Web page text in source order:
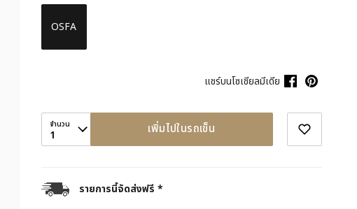
OSFA
แชร์บนโซเชียลมีเดีย
จำนวน
1 เพิ่มไปในรถเข็น
รายการนี้จัดส่งฟรี *